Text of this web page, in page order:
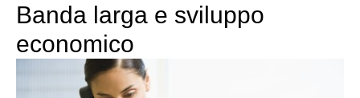
Banda larga e sviluppo
economico